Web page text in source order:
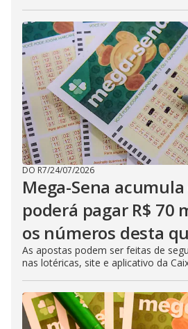
DO R7/24/07/2026
Mega-Sena
poderá pagar R$ 70
os números desta
As apostas podem ser feitas de
nas lotéricas, site e aplicativo da